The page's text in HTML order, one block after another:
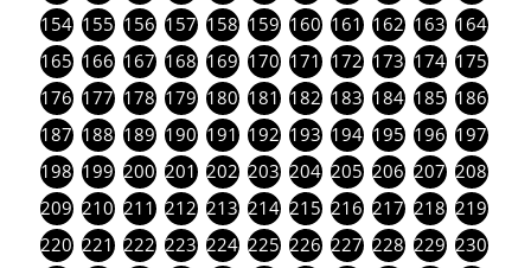
154 155 156 157 158 159 160 161 162 163 164
165 166 167 168 169 170 171 172 173 174 175
176 177 178 179 180 181 182 183 184 185 186
187 188 189 190 191 192 193 194 195 196 197
198 199 200 201 202 203 204 205 206 207 208
209 210 211 212 213 214 215 216 217 218 219
220 221 222 223 224 225 226 227 228 229 230